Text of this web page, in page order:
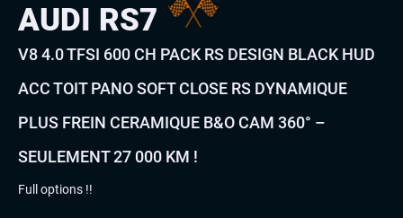
AUDI RS7
V8 4.0 TFSI 600 CH PACK RS DESIGN BLACK HUD
ACC TOIT PANO SOFT CLOSE RS DYNAMIQUE
PLUS FREIN CERAMIQUE B&O CAM 360° –
SEULEMENT 27 000 KM !
Full options !!